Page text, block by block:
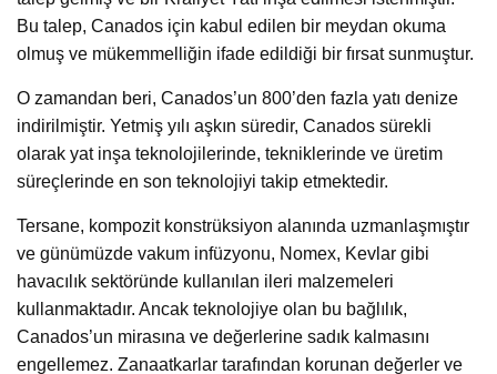
Bu talep, Canados için kabul edilen bir meydan okuma
olmuş ve mükemmelliğin ifade edildiği bir fırsat sunmuştur.
O zamandan beri, Canados’un 800’den fazla yatı denize
indirilmiştir. Yetmiş yılı aşkın süredir, Canados sürekli
olarak yat inşa teknolojilerinde, tekniklerinde ve üretim
süreçlerinde en son teknolojiyi takip etmektedir.
Tersane, kompozit konstrüksiyon alanında uzmanlaşmıştır
ve günümüzde vakum infüzyonu, Nomex, Kevlar gibi
havacılık sektöründe kullanılan ileri malzemeleri
kullanmaktadır. Ancak teknolojiye olan bu bağlılık,
Canados’un mirasına ve değerlerine sadık kalmasını
engellemez. Zanaatkarlar tarafından korunan değerler ve